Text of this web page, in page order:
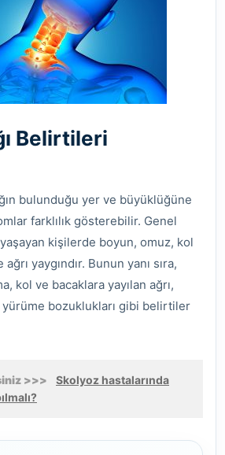
Belirtileri
bulunduğu yer ve büyüklüğüne
farklılık gösterebilir. Genel
yaşayan kişilerde boyun, omuz, kol
yaygındır. Bunun yanı sıra,
kol ve bacaklara yayılan ağrı,
yürüme bozuklukları gibi belirtiler
>>>
Skolyoz hastalarında